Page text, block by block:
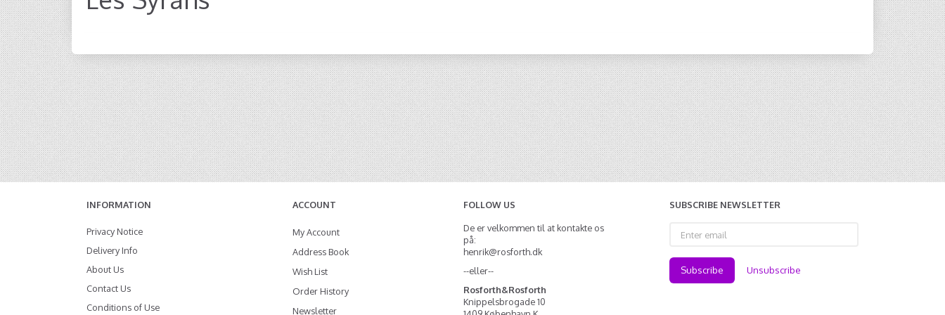
INFORMATION
Privacy Notice
Delivery Info
About Us
Contact Us
Conditions of Use
ACCOUNT
My Account
Address Book
Wish List
Order History
Newsletter
FOLLOW US
De er velkommen til at kontakte os
på:
henrik@rosforth.dk
--eller--
Rosforth&Rosforth
Knippelsbrogade 10
SUBSCRIBE NEWSLETTER
email
Subscribe Unsubscribe